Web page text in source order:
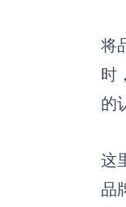
将
时
的
这
品